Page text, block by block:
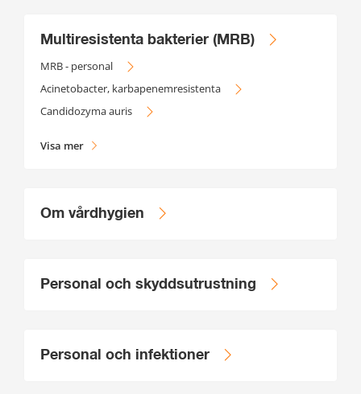
Multiresistenta bakterier (MRB)
MRB - personal
Acinetobacter, karbapenemresistenta
Candidozyma auris
Visa mer
Om vårdhygien
Personal och skyddsutrustning
Personal och infektioner